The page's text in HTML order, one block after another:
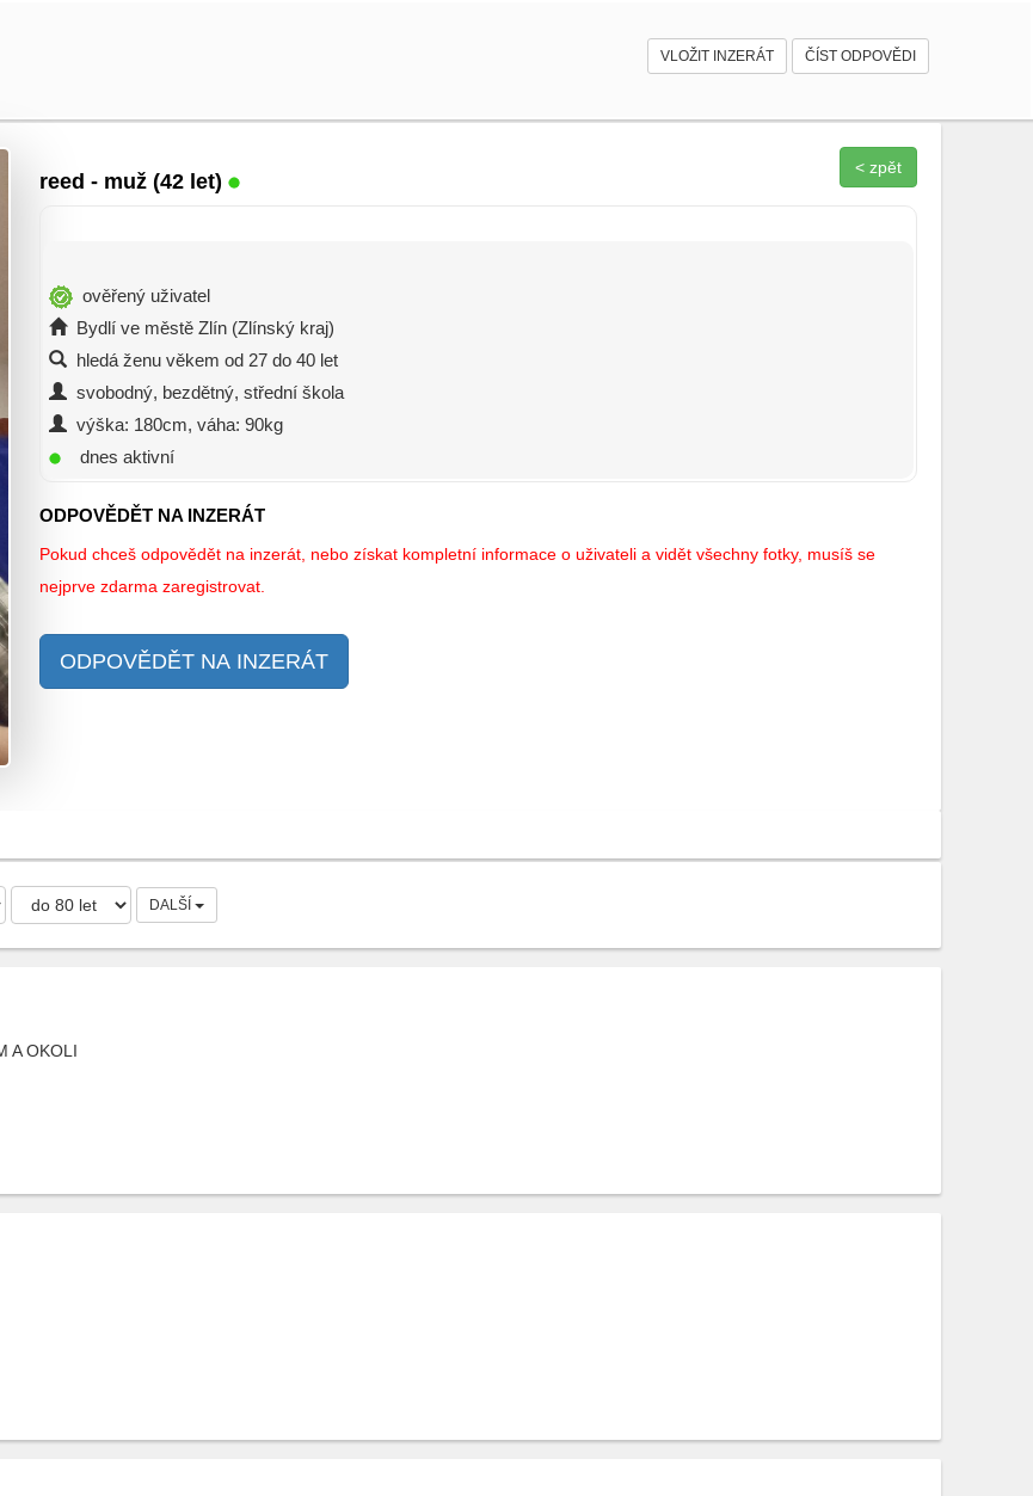
VLOŽIT INZERÁT ČÍST ODPOVĚDI
reed - muž (42 let)
< zpět
ověřený uživatel
Bydlí ve městě Zlín (Zlínský kraj)
hledá ženu věkem od 27 do 40 let
svobodný, bezdětný, střední škola
výška: 180cm, váha: 90kg
dnes aktivní
ODPOVĚDĚT NA INZERÁT
Pokud chceš odpovědět na inzerát, nebo získat kompletní informace o uživateli a vidět všechny fotky, musíš se
nejprve zdarma zaregistrovat.
ODPOVĚDĚT NA INZERÁT
DALŠÍ
A OKOLI